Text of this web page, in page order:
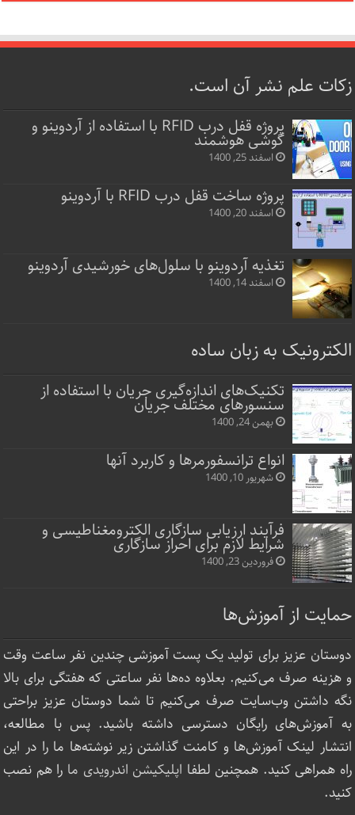
زکات علم نشر آن است.
پروژه قفل‌ درب RFID با استفاده از آردوینو و
گوشی هوشمند
اسفند 25, 1400
پروژه ساخت قفل‌ درب RFID با آردوینو
اسفند 20, 1400
تغذیه آردوینو با سلول‌های خورشیدی آردوینو
اسفند 14, 1400
الکترونیک به زبان ساده
تکنیک‌های اندازه‌گیری جریان با استفاده از
سنسورهای مختلف جریان
بهمن 24, 1400
انواع ترانسفورمرها و کاربرد آنها
شهریور 10, 1400
فرآیند ارزیابی سازگاری الکترومغناطیسی و
شرایط لازم برای احراز سازگاری
فروردین 23, 1400
حمایت از آموزش‌ها
دوستان عزیز برای تولید یک پست آموزشی چندین نفر ساعت‌ وقت
و هزینه صرف می‌کنیم. بعلاوه ده‌ها نفر ساعتی که هفتگی برای بالا
نگه داشتن وب‌سایت صرف ‌می‌کنیم تا شما دوستان عزیز براحتی
به آموزش‌های رایگان دسترسی داشته باشید. پس با مطالعه،
انتشار لینک‌ آموزش‌ها و کامنت گذاشتن زیر نوشته‌‌ها ما را در این
راه همراهی کنید. همچنین لطفا اپلیکیشن اندرویدی ما را هم نصب
کنید.